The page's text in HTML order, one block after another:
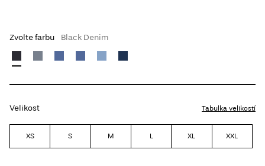
Zvolte farbu Black Denim
Velikost Tabulka velikostí
XS S M L XL XXL